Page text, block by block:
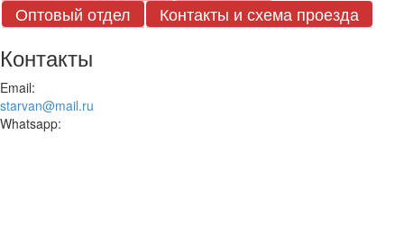
Оптовый отдел
Контакты и схема проезда
Контакты
Email:
starvan@mail.ru
Whatsapp: